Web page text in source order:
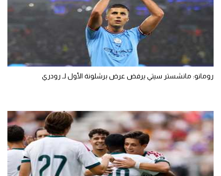
رومانو: مانشستر سيتي يرفض عرض برشلونة الأول لـ رودري